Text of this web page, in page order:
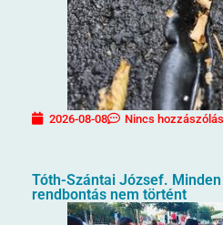
2026-08-08 Nincs hozzászólás
Tóth-Szántai József.
rendbontás nem történt